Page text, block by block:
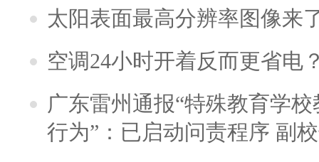
太阳表面最高分辨率图像来
空调24小时开着反而更省电
广东雷州通报“特殊教育学
行为”：已启动问责程序 副